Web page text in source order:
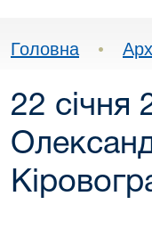
Головна •
22 січня